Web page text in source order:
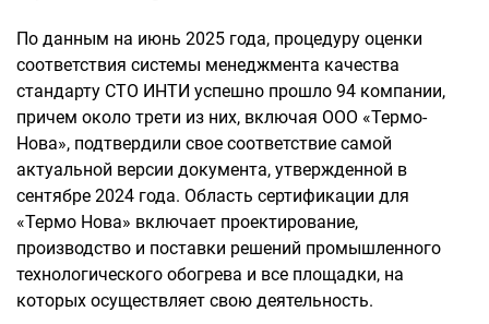
По данным на июнь 2025 года, процедуру оценки
соответствия системы менеджмента качества
стандарту СТО ИНТИ успешно прошло 94 компании,
причем около трети из них, включая ООО «Термо-
Нова», подтвердили свое соответствие самой
актуальной версии документа, утвержденной в
сентябре 2024 года. Область сертификации для
«Термо Нова» включает проектирование,
производство и поставки решений промышленного
технологического обогрева и все площадки, на
которых осуществляет свою деятельность.